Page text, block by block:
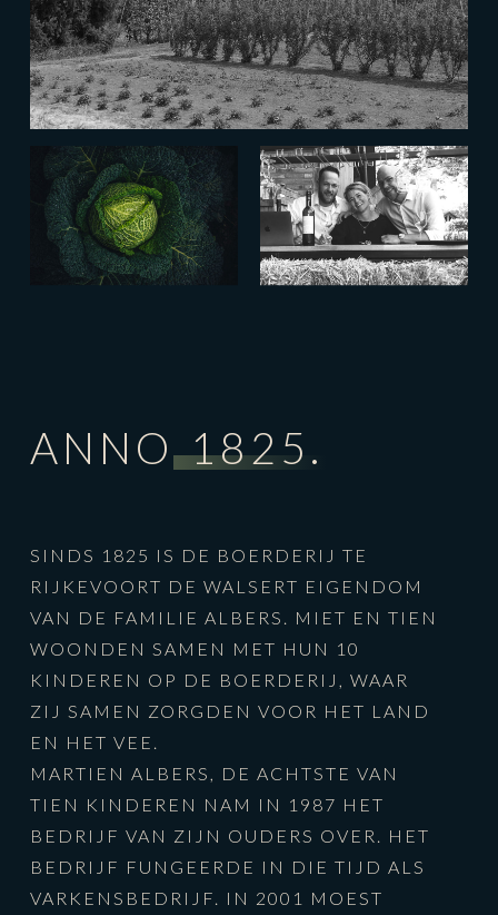
ANNO1825.
SINDS 1825 IS DE BOERDERIJ TE
RIJKEVOORT DE WALSERT EIGENDOM
VAN DE FAMILIE ALBERS. MIET EN TIEN
WOONDEN SAMEN MET HUN 10
KINDEREN OP DE BOERDERIJ, WAAR
ZIJ SAMEN ZORGDEN VOOR HET LAND
EN HET VEE.
MARTIEN ALBERS, DE ACHTSTE VAN
TIEN KINDEREN NAM IN 1987 HET
BEDRIJF VAN ZIJN OUDERS OVER. HET
BEDRIJF FUNGEERDE IN DIE TIJD ALS
VARKENSBEDRIJF. IN 2001 MOEST